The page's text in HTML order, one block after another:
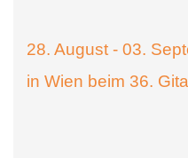
28. August - 03.
in Wien beim 36.